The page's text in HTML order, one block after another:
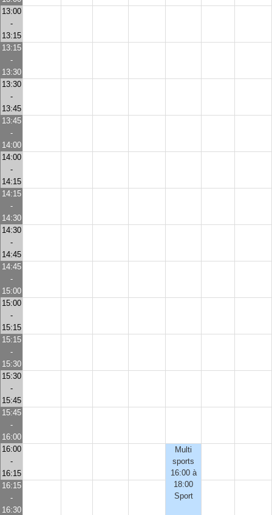
13:00
-
13:15
13:15
-
13:30
13:30
-
13:45
13:45
-
14:00
14:00
-
14:15
14:15
-
14:30
14:30
-
14:45
14:45
-
15:00
15:00
-
15:15
15:15
-
15:30
15:30
-
15:45
15:45
-
16:00
16:00
-
16:15
Multi
sports
16:00 à
18:00
Sport
16:15
-
16:30